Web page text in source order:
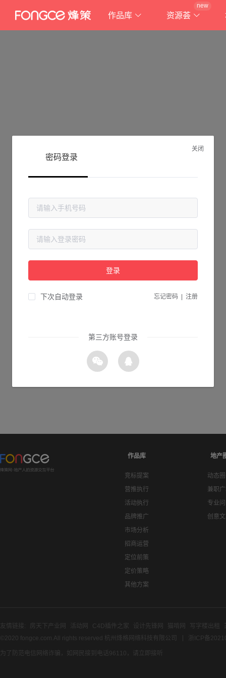
作品库 资源荟
new
抱歉!
请检查您输入的网址是否正确，或点击下面的按钮返回首页。
作品库
竞标提案
营推执行
活动执行
品牌推广
市场分析
招商运营
定位前策
定价策略
其他方案
地产
动态
兼职
专业
创意
友情链接: 房天下产业网 活动网 C4D插件之家 设计先锋网 猫啃网 写字楼出租
©2020 fongce.com.All rights reserved 杭州烽格网络科技有限公司
浙ICP备
为了防范电信网络诈骗，如网民接到电话96110，请立即接听
关闭
密码登录
登录
下次自动登录 忘记密码 注册
第三方账号登录